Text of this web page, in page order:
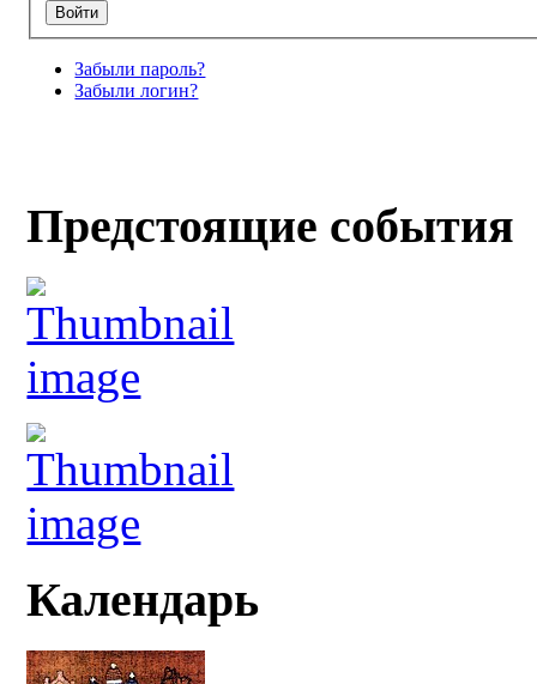
Забыли пароль?
Забыли логин?
Предстоящие события
Календарь